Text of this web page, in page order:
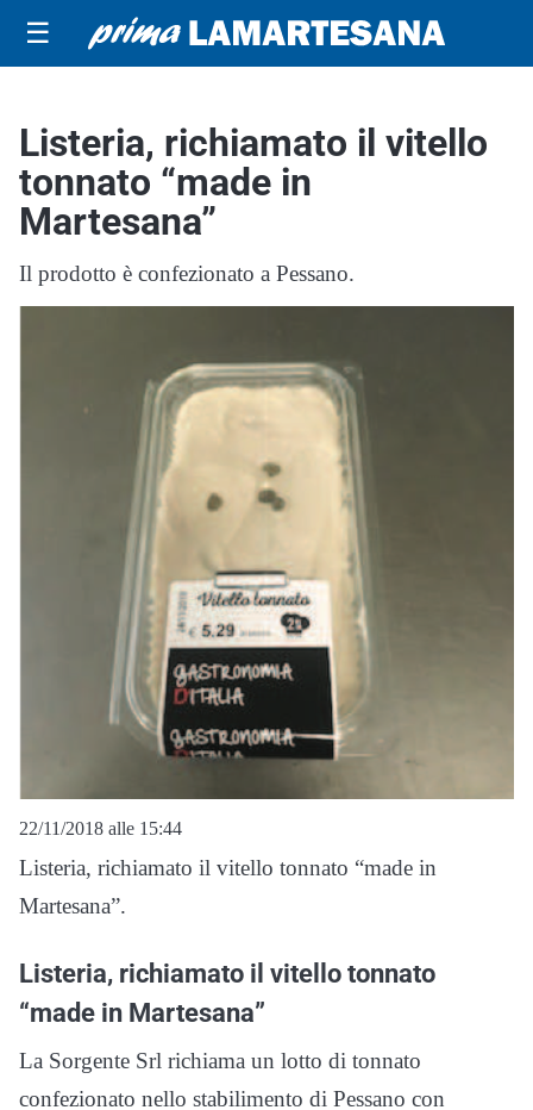
☰
Listeria, richiamato il vitello
tonnato “made in
Martesana”
Il prodotto è confezionato a Pessano.
22/11/2018 alle 15:44
Listeria, richiamato il vitello tonnato “made in
Martesana”.
Listeria, richiamato il vitello tonnato
“made in Martesana”
La Sorgente Srl richiama un lotto di tonnato
confezionato nello stabilimento di Pessano con